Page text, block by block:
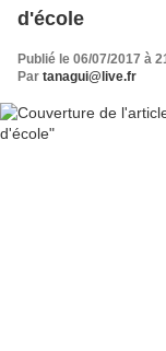
d'école
Publié le 06/07/2017 à
Par tanagui@live.fr